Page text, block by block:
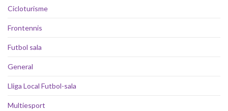
Cicloturisme
Frontennis
Futbol sala
General
Lliga Local Futbol-sala
Multiesport